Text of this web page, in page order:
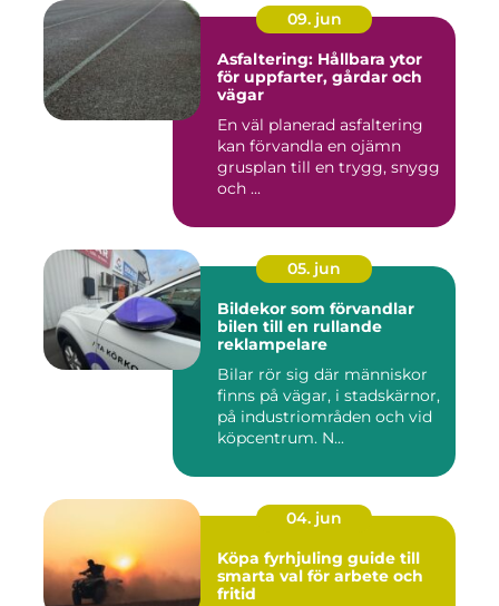
09. jun
Asfaltering: Hållbara ytor
för uppfarter, gårdar och
vägar
En väl planerad asfaltering
kan förvandla en ojämn
grusplan till en trygg, snygg
och ...
05. jun
Bildekor som förvandlar
bilen till en rullande
reklampelare
Bilar rör sig där människor
finns på vägar, i stadskärnor,
på industriområden och vid
köpcentrum. N...
04. jun
Köpa fyrhjuling guide till
smarta val för arbete och
fritid